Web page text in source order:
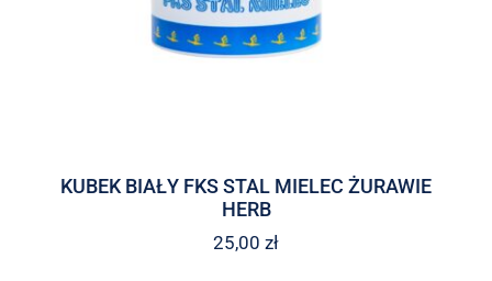
KUBEK BIAŁY FKS STAL MIELEC ŻURAWIE
HERB
25,00 zł